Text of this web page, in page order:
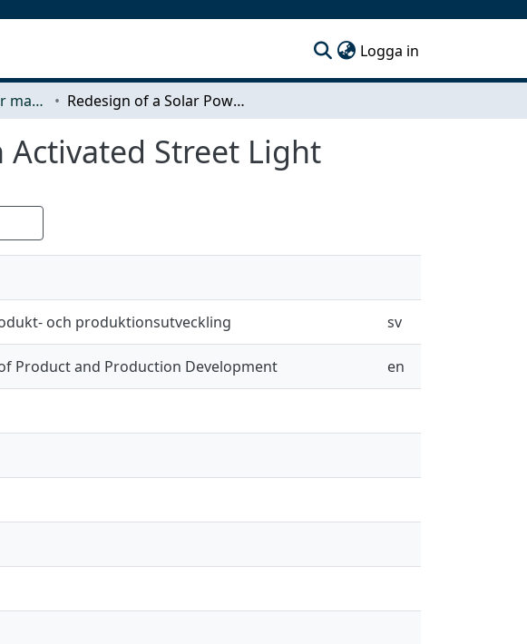
Logga in
Examensarbeten för masterexamen Redesign of a Solar Powered and Motion Activated Street Light
Street Light
och produktionsutveckling sv
Product and Production Development en